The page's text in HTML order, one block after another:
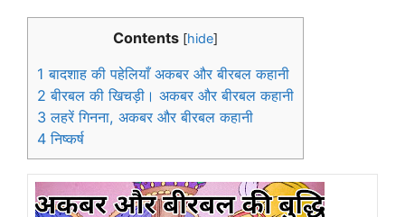
Contents [hide]
1 बादशाह की पहेलियाँ अकबर और बीरबल कहानी
2 बीरबल की खिचड़ी। अकबर और बीरबल कहानी
3 लहरें गिनना, अकबर और बीरबल कहानी
4 निष्कर्ष